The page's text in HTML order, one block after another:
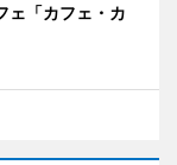
ェ「カフェ・カ